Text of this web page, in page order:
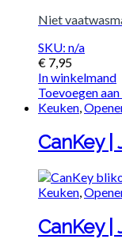
Niet
SKU: n/a
€ 7,95
In winkelmand
Toevoegen
Keuken,
CanKey
Keuken
CanKey